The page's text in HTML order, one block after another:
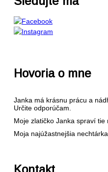
Hovoria o mne
Janka má krásnu prácu a
Určite odporúčam.
Moje zlatičko Janka spraví tie
Moja najúžastnejšia